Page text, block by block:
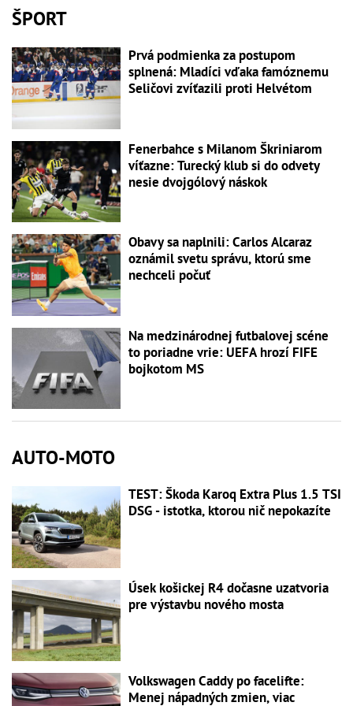
ŠPORT
Prvá podmienka za postupom
splnená: Mladíci vďaka famóznemu
Seličovi zvíťazili proti Helvétom
Fenerbahce s Milanom Škriniarom
víťazne: Turecký klub si do odvety
nesie dvojgólový náskok
Obavy sa naplnili: Carlos Alcaraz
oznámil svetu správu, ktorú sme
nechceli počuť
Na medzinárodnej futbalovej scéne
to poriadne vrie: UEFA hrozí FIFE
bojkotom MS
AUTO-MOTO
TEST: Škoda Karoq Extra Plus 1.5 TSI
DSG - istotka, ktorou nič nepokazíte
Úsek košickej R4 dočasne uzatvoria
pre výstavbu nového mosta
Volkswagen Caddy po facelifte:
Menej nápadných zmien, viac